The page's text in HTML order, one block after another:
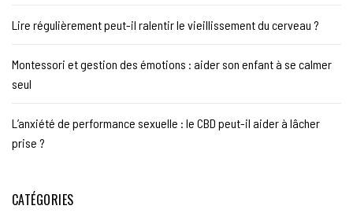
Lire régulièrement peut-il ralentir le vieillissement du cerveau ?
Montessori et gestion des émotions : aider son enfant à se calmer
seul
L’anxiété de performance sexuelle : le CBD peut-il aider à lâcher
prise ?
CATÉGORIES